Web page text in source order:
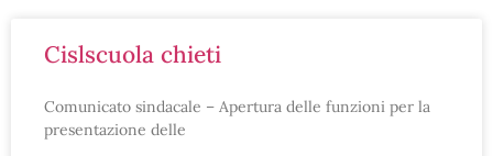
cislscuola chieti
Comunicato sindacale – Apertura delle funzioni per la
presentazione delle